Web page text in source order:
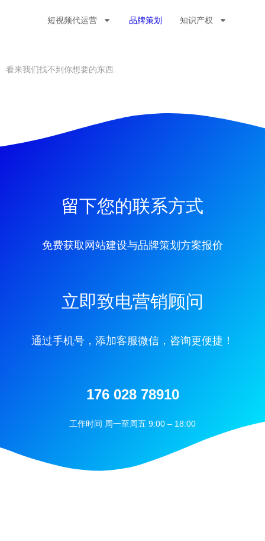
短视频代运营 品牌策划 知识产权
看来我们找不到你想要的东西.
留下您的联系方式
免费获取网站建设与品牌策划方案报价
立即致电营销顾问
通过手机号，添加客服微信，咨询更便捷！
176 028 78910
工作时间 周一至周五 9:00 – 18:00